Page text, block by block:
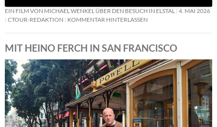
EIN FILM VON MICHAEL WENKEL ÜBER DEN BESUCH IN ELSTAL 4. MAI 2026
CTOUR-REDAKTION
KOMMENTAR HINTERLASSEN
MIT HEINO FERCH IN SAN FRANCISCO